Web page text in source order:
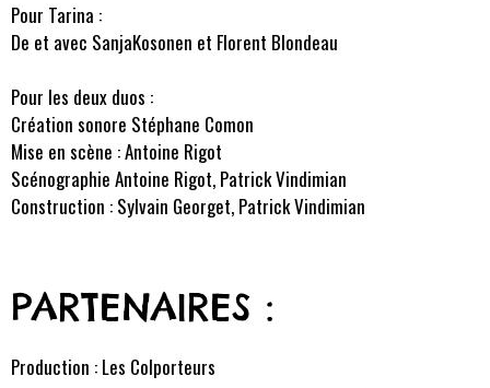
Pour Tarina :
De et avec SanjaKosonen et Florent Blondeau
Pour les deux duos :
Création sonore Stéphane Comon
Mise en scène : Antoine Rigot
Scénographie Antoine Rigot, Patrick Vindimian
Construction : Sylvain Georget, Patrick Vindimian
PARTENAIRES :
Production : Les Colporteurs